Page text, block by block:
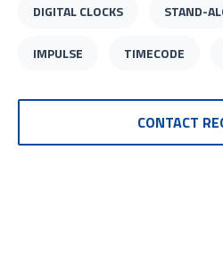
DIGITAL CLOCKS STAND-
IMPULSE TIMECODE
CONTACT